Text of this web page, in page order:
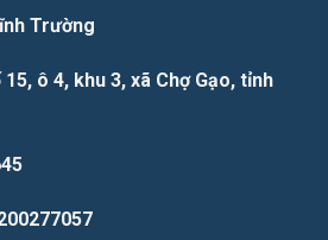
Trường
15, ô 4, khu 3, xã Chợ Gạo, tỉnh